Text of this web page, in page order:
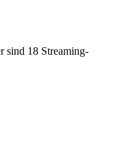
sind 18 Streaming-